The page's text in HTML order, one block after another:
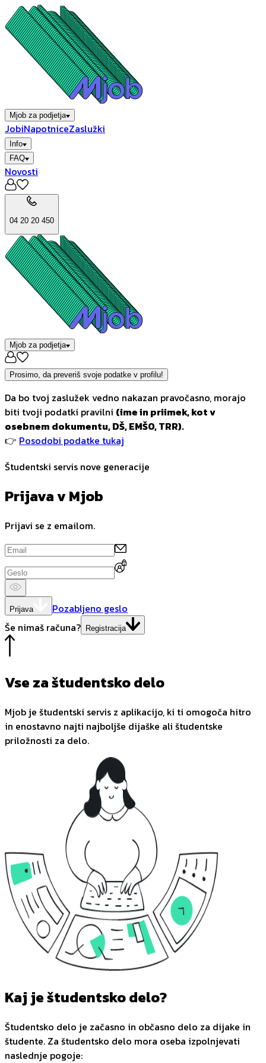
Mjob za podjetja
JobiNapotniceZaslužki
Info
FAQ
Novosti
04 20 20 450
Mjob za podjetja
Prosimo, da preveriš svoje podatke v profilu!
Da bo tvoj zaslužek vedno nakazan pravočasno, morajo
biti tvoji podatki pravilni (ime in priimek, kot v
osebnem dokumentu, DŠ, EMŠO, TRR).
👉 Posodobi podatke tukaj
Študentski servis nove generacije
Prijava v Mjob
Prijavi se z emailom.
Prijava
Pozabljeno geslo
Še nimaš računa? Registracija
Vse za študentsko delo
Mjob je študentski servis z aplikacijo, ki ti omogoča hitro
in enostavno najti najboljše dijaške ali študentske
priložnosti za delo.
Kaj je študentsko delo?
Študentsko delo je začasno in občasno delo za dijake in
študente. Za študentsko delo mora oseba izpolnjevati
naslednje pogoje: